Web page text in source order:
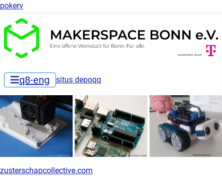
pokerv
q8-eng situs depoqq
zusterschapcollective.com